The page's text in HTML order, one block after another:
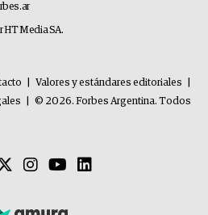
HT Media SA.
Valores y estándares editoriales
© 2026. Forbes Argentina. Todos